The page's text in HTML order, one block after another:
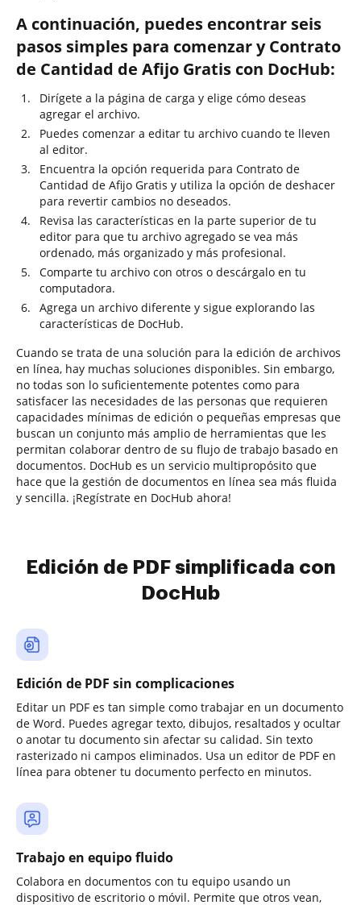
A continuación, puedes encontrar seis
pasos simples para comenzar y Contrato
de Cantidad de Afijo Gratis con DocHub:
Dirígete a la página de carga y elige cómo deseas
agregar el archivo.
Puedes comenzar a editar tu archivo cuando te lleven
al editor.
Encuentra la opción requerida para Contrato de
Cantidad de Afijo Gratis y utiliza la opción de deshacer
para revertir cambios no deseados.
Revisa las características en la parte superior de tu
editor para que tu archivo agregado se vea más
ordenado, más organizado y más profesional.
Comparte tu archivo con otros o descárgalo en tu
computadora.
Agrega un archivo diferente y sigue explorando las
características de DocHub.
Cuando se trata de una solución para la edición de archivos
en línea, hay muchas soluciones disponibles. Sin embargo,
no todas son lo suficientemente potentes como para
satisfacer las necesidades de las personas que requieren
capacidades mínimas de edición o pequeñas empresas que
buscan un conjunto más amplio de herramientas que les
permitan colaborar dentro de su flujo de trabajo basado en
documentos. DocHub es un servicio multipropósito que
hace que la gestión de documentos en línea sea más fluida
y sencilla. ¡Regístrate en DocHub ahora!
Edición de PDF simplificada con
DocHub
Edición de PDF sin complicaciones
Editar un PDF es tan simple como trabajar en un documento
de Word. Puedes agregar texto, dibujos, resaltados y ocultar
o anotar tu documento sin afectar su calidad. Sin texto
rasterizado ni campos eliminados. Usa un editor de PDF en
línea para obtener tu documento perfecto en minutos.
Trabajo en equipo fluido
Colabora en documentos con tu equipo usando un
dispositivo de escritorio o móvil. Permite que otros vean,